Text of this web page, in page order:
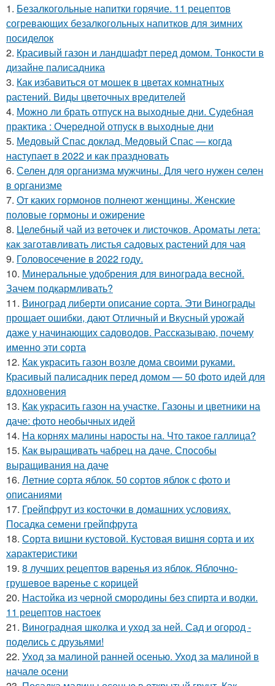
1. Безалкогольные напитки горячие. 11 рецептов
согревающих безалкогольных напитков для зимних
посиделок
2. Красивый газон и ландшафт перед домом. Тонкости в
дизайне палисадника
3. Как избавиться от мошек в цветах комнатных
растений. Виды цветочных вредителей
4. Можно ли брать отпуск на выходные дни. Судебная
практика : Очередной отпуск в выходные дни
5. Медовый Спас доклад. Медовый Спас — когда
наступает в 2022 и как праздновать
6. Селен для организма мужчины. Для чего нужен селен
в организме
7. От каких гормонов полнеют женщины. Женские
половые гормоны и ожирение
8. Целебный чай из веточек и листочков. Ароматы лета:
как заготавливать листья садовых растений для чая
9. Головосечение в 2022 году.
10. Минеральные удобрения для винограда весной.
Зачем подкармливать?
11. Виноград либерти описание сорта. Эти Винограды
прощает ошибки, дают Отличный и Вкусный урожай
даже у начинающих садоводов. Рассказываю, почему
именно эти сорта
12. Как украсить газон возле дома своими руками.
Красивый палисадник перед домом — 50 фото идей для
вдохновения
13. Как украсить газон на участке. Газоны и цветники на
даче: фото необычных идей
14. На корнях малины наросты на. Что такое галлица?
15. Как выращивать чабрец на даче. Способы
выращивания на даче
16. Летние сорта яблок. 50 сортов яблок с фото и
описаниями
17. Грейпфрут из косточки в домашних условиях.
Посадка семени грейпфрута
18. Сорта вишни кустовой. Кустовая вишня сорта и их
характеристики
19. 8 лучших рецептов варенья из яблок. Яблочно-
грушевое варенье с корицей
20. Настойка из черной смородины без спирта и водки.
11 рецептов настоек
21. Виноградная школка и уход за ней. Сад и огород -
поделись с друзьями!
22. Уход за малиной ранней осенью. Уход за малиной в
начале осени